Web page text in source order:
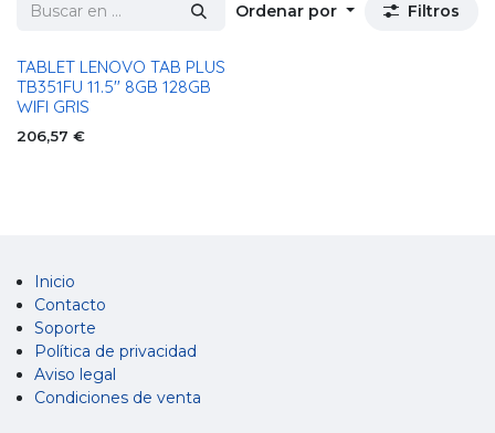
Ordenar por Filtros
TABLET LENOVO TAB PLUS
TB351FU 11.5" 8GB 128GB
WIFI GRIS
206,57 €
Inicio
Contacto
Soporte
Política de privacidad
Aviso legal
Condiciones de venta